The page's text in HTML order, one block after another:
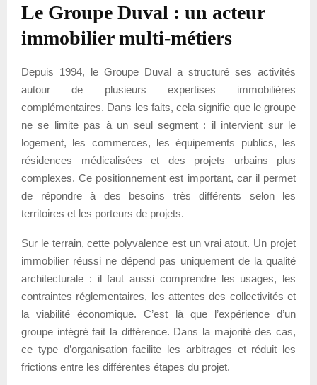
Le Groupe Duval : un acteur
immobilier multi-métiers
Depuis 1994, le Groupe Duval a structuré ses activités
autour de plusieurs expertises immobilières
complémentaires. Dans les faits, cela signifie que le groupe
ne se limite pas à un seul segment : il intervient sur le
logement, les commerces, les équipements publics, les
résidences médicalisées et des projets urbains plus
complexes. Ce positionnement est important, car il permet
de répondre à des besoins très différents selon les
territoires et les porteurs de projets.
Sur le terrain, cette polyvalence est un vrai atout. Un projet
immobilier réussi ne dépend pas uniquement de la qualité
architecturale : il faut aussi comprendre les usages, les
contraintes réglementaires, les attentes des collectivités et
la viabilité économique. C’est là que l’expérience d’un
groupe intégré fait la différence. Dans la majorité des cas,
ce type d’organisation facilite les arbitrages et réduit les
frictions entre les différentes étapes du projet.